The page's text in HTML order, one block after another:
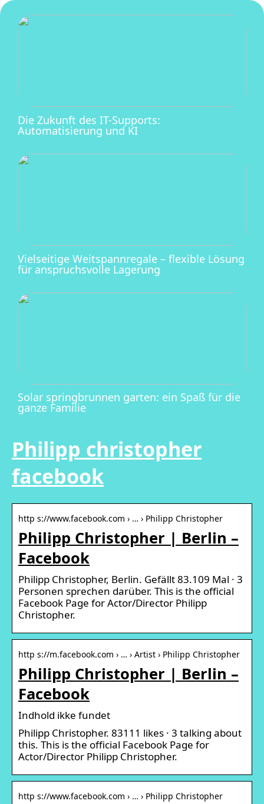
Die Zukunft des IT-Supports:
Automatisierung und KI
Vielseitige Weitspannregale – flexible Lösung
für anspruchsvolle Lagerung
Solar springbrunnen garten: ein Spaß für die
ganze Familie
Philipp christopher
facebook
http s://www.facebook.com › … › Philipp Christopher
Philipp Christopher | Berlin –
Facebook
Philipp Christopher, Berlin. Gefällt 83.109 Mal · 3
Personen sprechen darüber. This is the official
Facebook Page for Actor/Director Philipp
Christopher.
http s://m.facebook.com › … › Artist › Philipp Christopher
Philipp Christopher | Berlin –
Facebook
Indhold ikke fundet
Philipp Christopher. 83111 likes · 3 talking about
this. This is the official Facebook Page for
Actor/Director Philipp Christopher.
http s://www.facebook.com › … › Philipp Christopher